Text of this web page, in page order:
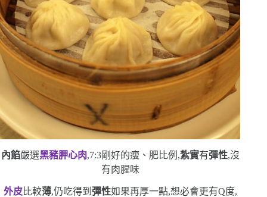
內餡嚴選黑豬胛心肉,7:3剛好的瘦、肥比例,紮實有彈性,沒
有肉腥味
外皮比較薄,仍吃得到 彈性如果再厚一點,想必會更有Q度,